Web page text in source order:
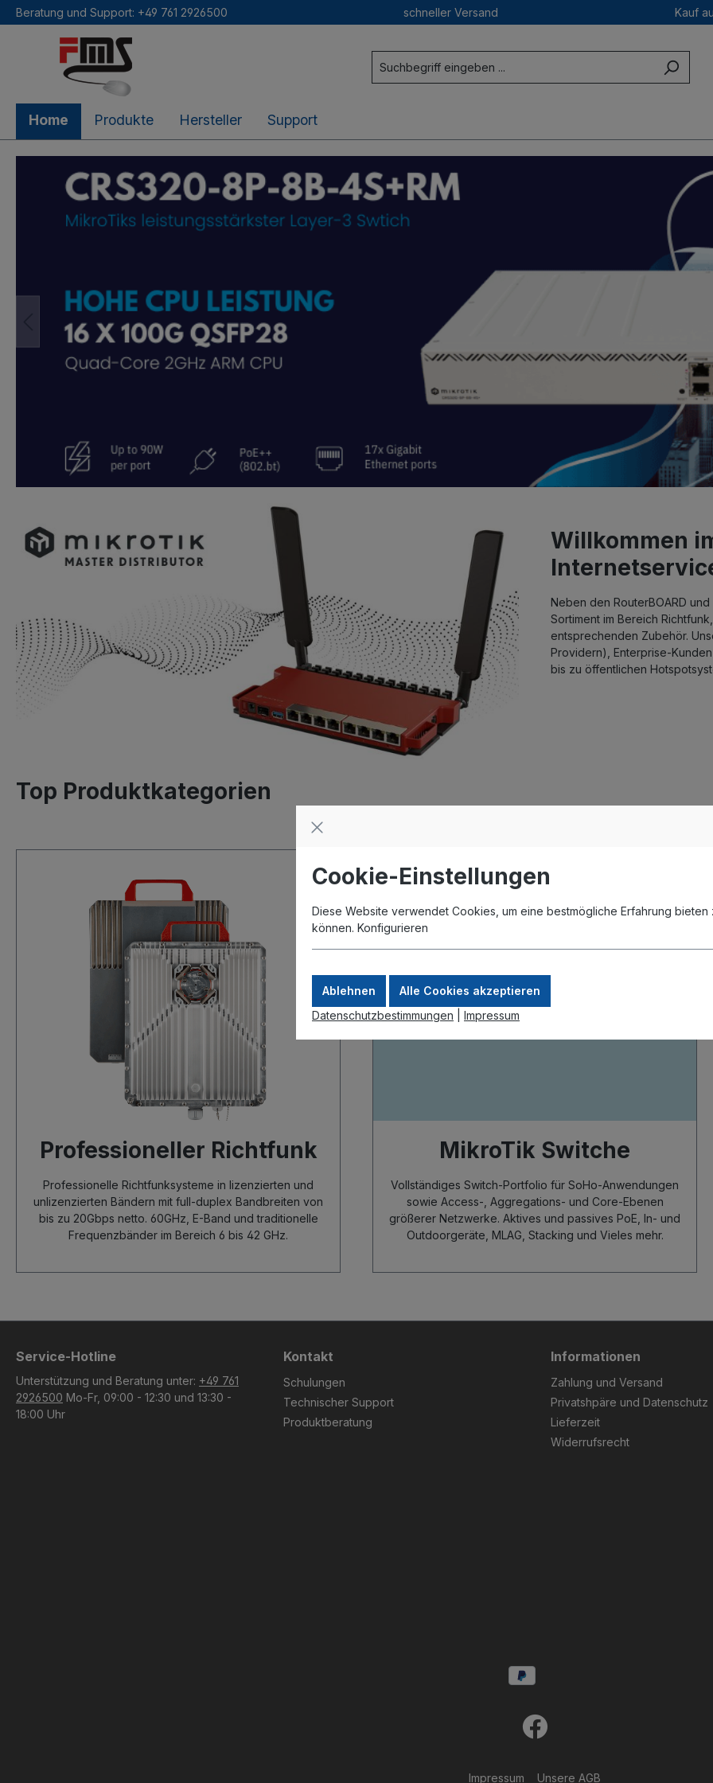
springen
Beratung und Support: +49 761 2926500 schneller Versand Kauf
Home Produkte Hersteller Support
Richtfunksysteme ansehen
Willkommen
Neben den RouterBOARD
Sortiment im Bereich
entsprechenden Zubehör.
Providern), Enterprise-
bis zu öffentlichen
Top Produktkategorien
Professioneller Richtfunk
Professionelle Richtfunksysteme in lizenzierten und
unlizenzierten Bändern mit full-duplex Bandbreiten von
bis zu 20Gbps netto. 60GHz, E-Band und traditionelle
Frequenzbänder im Bereich 6 bis 42 GHz.
MikroTik Switche
Vollständiges Switch-Portfolio für SoHo-Anwendungen
sowie Access-, Aggregations- und Core-Ebenen
größerer Netzwerke. Aktives und passives PoE, In- und
Outdoorgeräte, MLAG, Stacking und Vieles mehr.
Service-Hotline
Unterstützung und Beratung unter: +49 761
2926500 Mo-Fr, 09:00 - 12:30 und 13:30 -
18:00 Uhr
Kontakt
Schulungen
Technischer Support
Produktberatung
Informationen
Zahlung und Versand
Privatshpäre und Datenschutz
Lieferzeit
Widerrufsrecht
Impressum Unsere AGB
Cookie-Einstellungen
Diese Website verwendet Cookies, um eine bestmögliche Erfahrung bieten
können. Konfigurieren
Ablehnen
Alle Cookies akzeptieren
Datenschutzbestimmungen
Impressum